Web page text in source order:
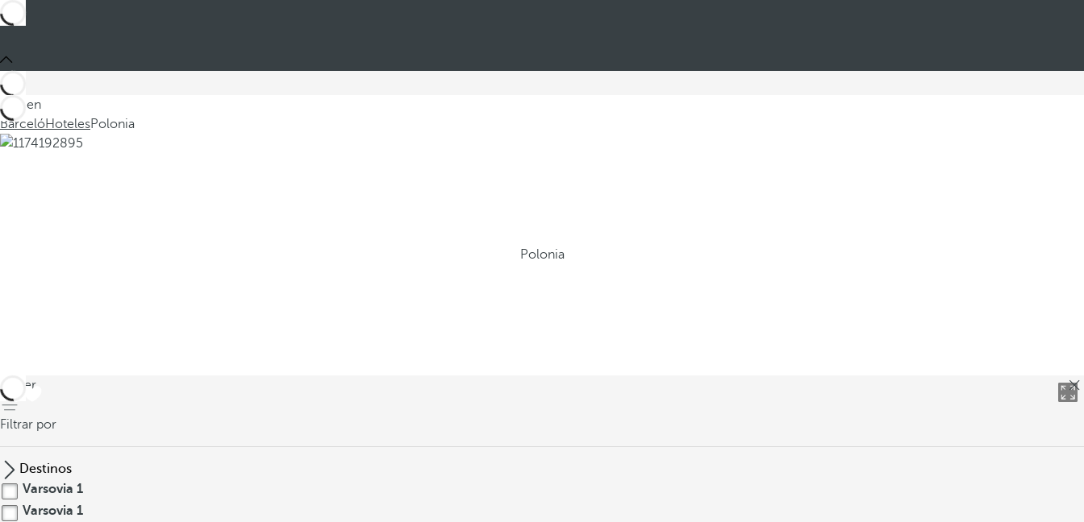
Está en
BarcelóHotelesPolonia
Polonia
volver
Filtrar por
Destinos
Varsovia 1
Varsovia 1